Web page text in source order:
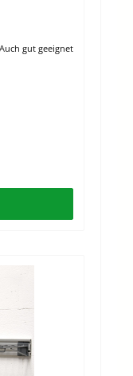
gut geeignet